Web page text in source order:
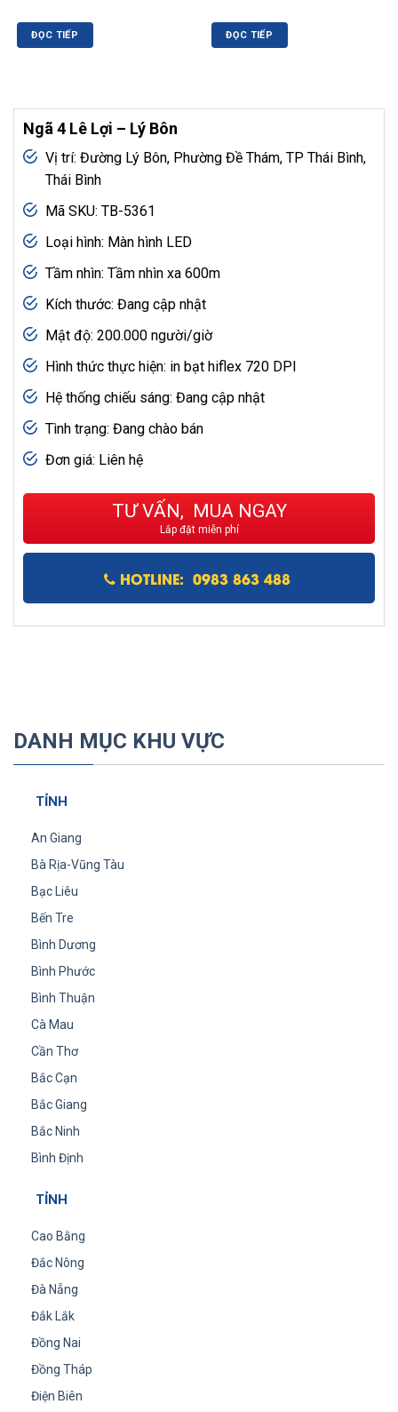
ĐỌC TIẾP ĐỌC TIẾP
Ngã 4 Lê Lợi – Lý Bôn
Vị trí: Đường Lý Bôn, Phường Đề Thám, TP Thái Bình,
Thái Bình
Mã SKU: TB-5361
Loại hình: Màn hình LED
Tầm nhìn: Tầm nhìn xa 600m
Kích thước: Đang cập nhật
Mật độ: 200.000 người/giờ
Hình thức thực hiện: in bạt hiflex 720 DPI
Hệ thống chiếu sáng: Đang cập nhật
Tình trạng: Đang chào bán
Đơn giá: Liên hệ
TƯ VẤN, MUA NGAY
Lắp đặt miễn phí
HOTLINE: 0983 863 488
DANH MỤC KHU VỰC
TỈNH
An Giang
Bà Rịa-Vũng Tàu
Bạc Liêu
Bến Tre
Bình Dương
Bình Phước
Bình Thuận
Cà Mau
Cần Thơ
Bắc Cạn
Bắc Giang
Bắc Ninh
Bình Định
TỈNH
Cao Bằng
Đắc Nông
Đà Nẵng
Đắk Lắk
Đồng Nai
Đồng Tháp
Điện Biên